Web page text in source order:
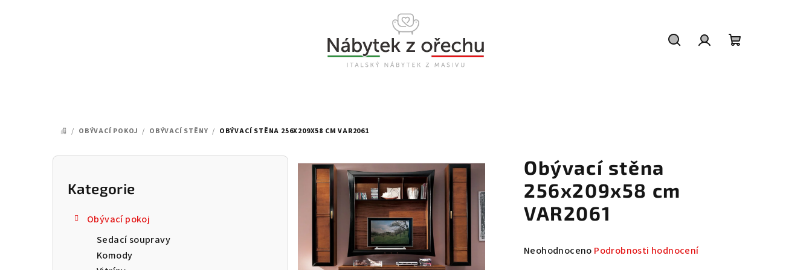
DOMŮ
/ OBÝVACÍ POKOJ / OBÝVACÍ STĚNY / OBÝVACÍ STĚNA 256X209X58 CM VAR2061
P
Přeskočit
kategorie
Kategorie
Obývací pokoj
Sedací soupravy
Komody
Obývací stěna
256x209x58 cm
VAR2061
Průměrné
Neohodnoceno Podrobnosti hodnocení